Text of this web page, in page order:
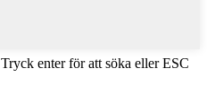
Tryck enter för att söka eller ESC